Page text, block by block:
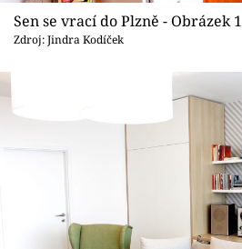
Sledujte prima+
Sledujte nás
Sen se vrací do Plzně - Obrázek 1
Zdroj: Jindra Kodíček